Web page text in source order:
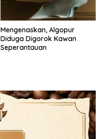
Mengenaskan, Algopur
Diduga Digorok Kawan
Seperantauan